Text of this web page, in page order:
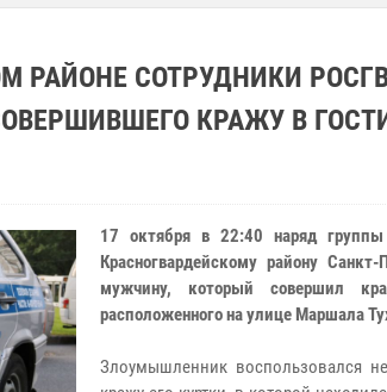
РАЙОНЕ СОТРУДНИКИ
КРАЖУ В
17 октября в 22:40 наряд группы
Красногвардейскому району
мужчину, который совершил
расположенного на улице Маршала
Злоумышленник воспользовался